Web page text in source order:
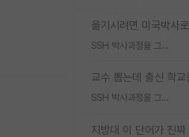
SSH 박사과정을 그만두고 지방대 박사로 옮기면 교수의 꿈은 끝일까요?
SSH 박사과정을 그만두고 지방대 박사로 옮기면 교수의 꿈은 끝일까요?